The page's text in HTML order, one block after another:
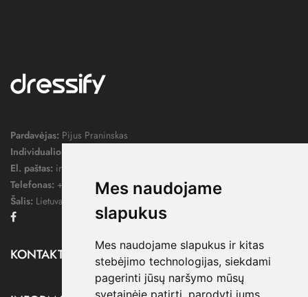
Mes naudojame
slapukus
Mes naudojame slapukus ir kitas
stebėjimo technologijas, siekdami
pagerinti jūsų naršymo mūsų
svetainėje patirtį, parodyti jums
Pardavėjas: Pijus Praninskas
Individualios veiklos pažymos nr.:
El. paštas: info@dressify.lt
Telefonas: +370 676 78578
Šalis: Lietuva
KONTAKTAI